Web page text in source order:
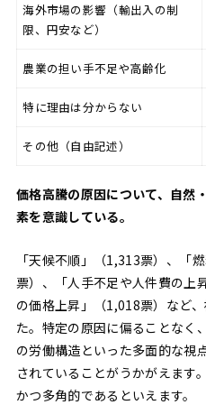
海外市場の影響（輸出入の制
限、円安など）
農業の担い手不足や高齢化
特に理由は分からない
その他（自由記述）
価格高騰の原因について、自然
素を意識している。
「天候不順」（1,313票）、「
票）、「人手不足や人件費の上
の価格上昇」（1,018票）など
た。特定の原因に偏ることなく
の労働構造といった多面的な視
されていることがうかがえます
かつ多角的であるといえます。